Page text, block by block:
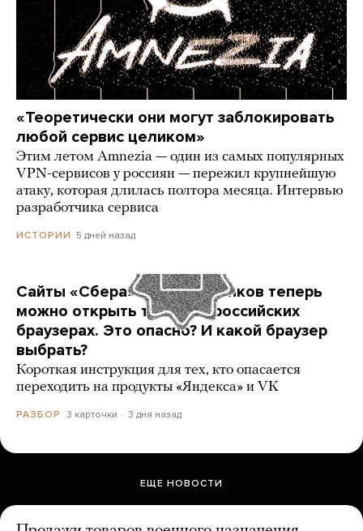
«Теоретически они могут заблокировать
любой сервис целиком»
Этим летом Amnezia — один из самых популярных
VPN-сервисов у россиян — пережил крупнейшую
атаку, которая длилась полтора месяца. Интервью
разработчика сервиса
ИСТОРИИ 5 дней назад
Сайты «Сбера» и других банков теперь
можно открыть только в российских
браузерах. Это опасно? И какой браузер
выбрать?
Короткая инструкция для тех, кто опасается
переходить на продукты «Яндекса» и VK
РАЗБОР 3 карточки 3 дня назад
ЕЩЕ НОВОСТИ